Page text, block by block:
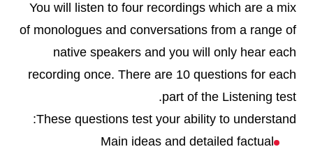
You will listen to four recordings which are a mix
of monologues and conversations from a range of
native speakers and you will only hear each
recording once. There are 10 questions for each
part of the Listening test.
These questions test your ability to understand:
Main ideas and detailed factual